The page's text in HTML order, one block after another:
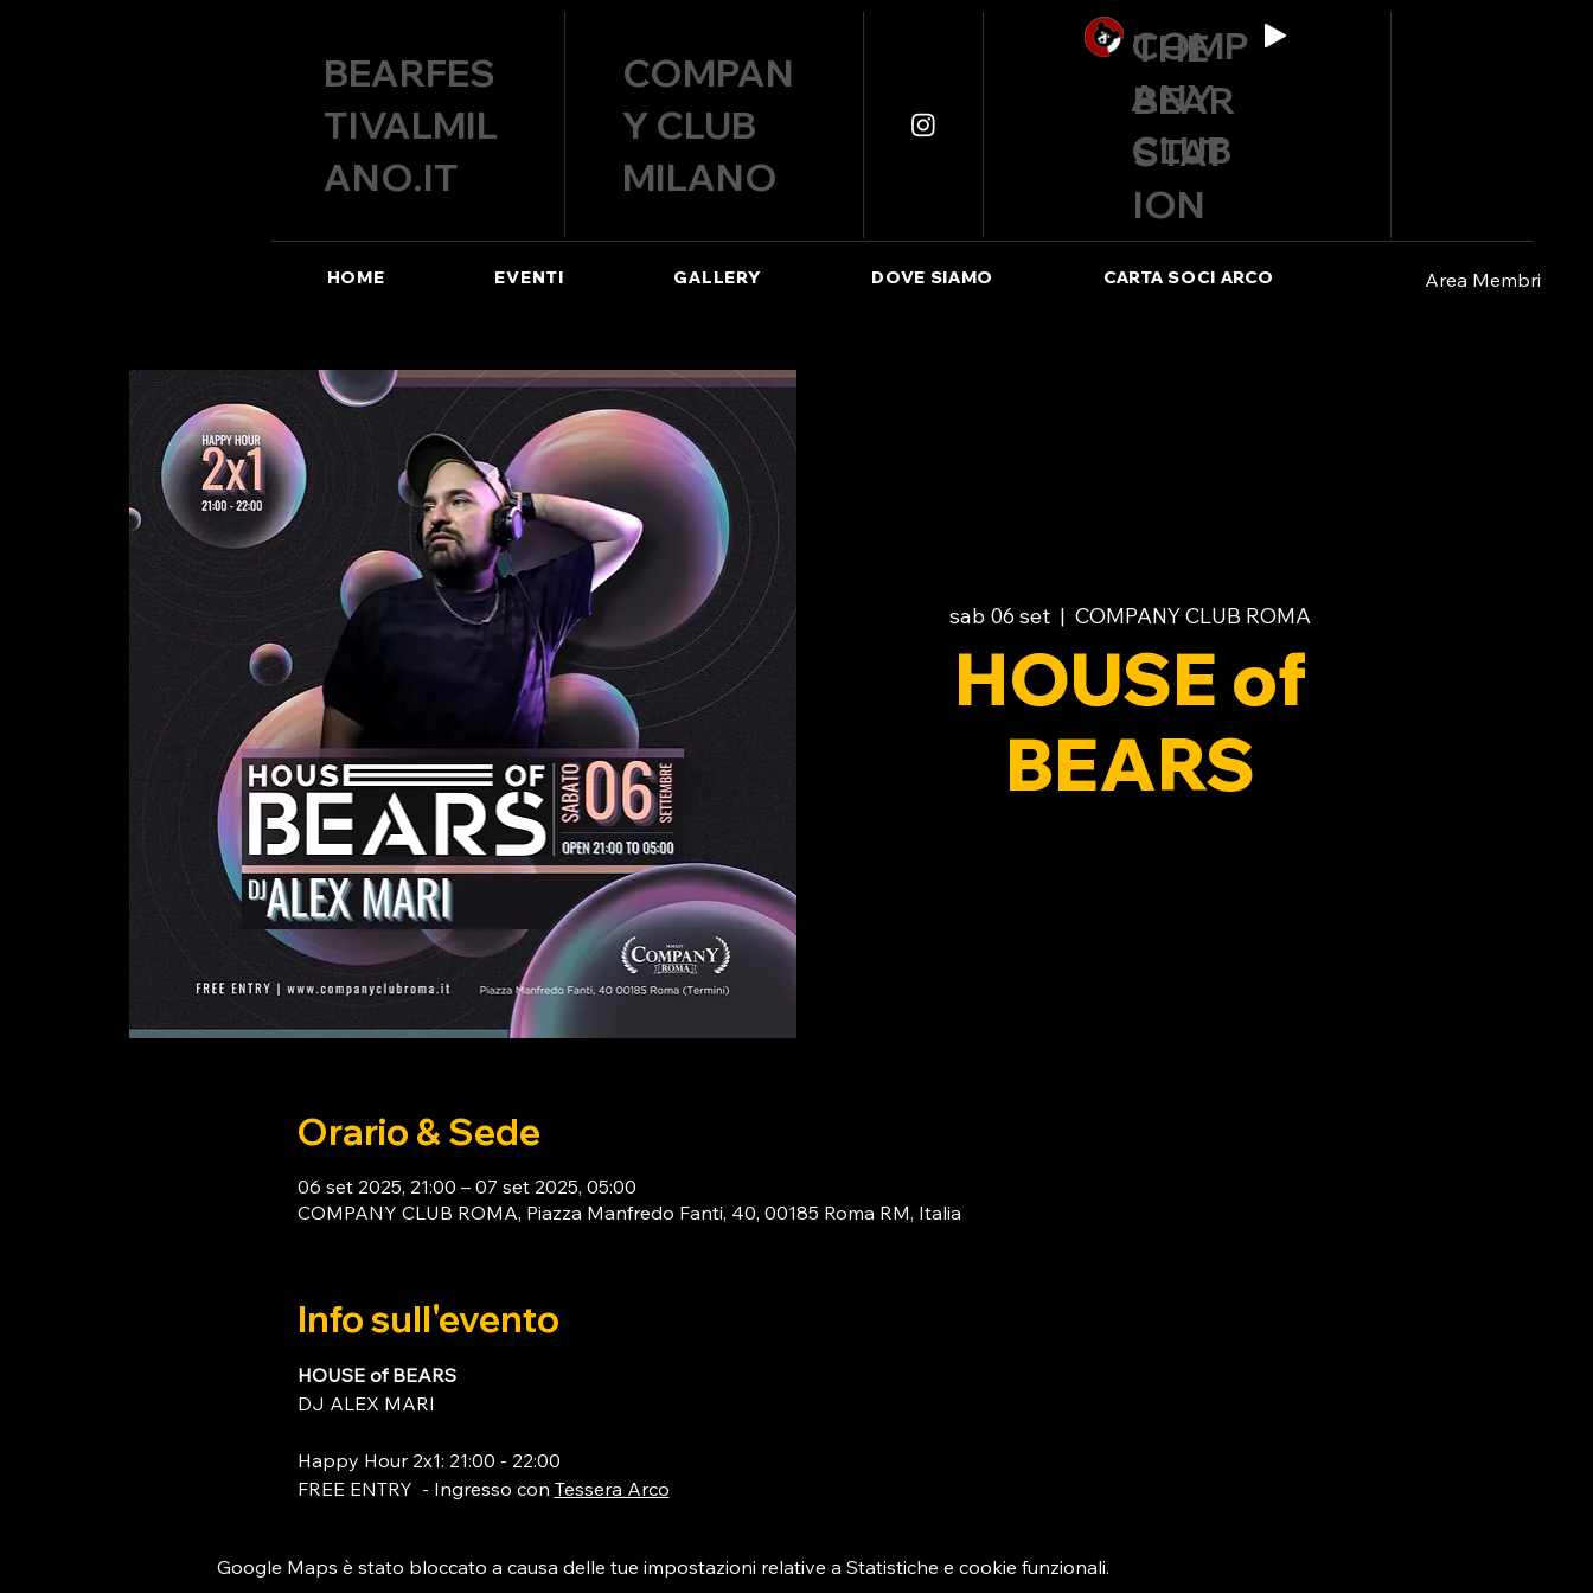
COMP
ANY
CLUB
THE
BEAR
STAT
ION
COMPAN
Y CLUB
MILANO
BEARFES
TIVALMIL
ANO.IT
Area Membri
HOME EVENTI GALLERY DOVE SIAMO CARTA SOCI ARCO
sab 06 set
  |
COMPANY CLUB ROMA
HOUSE of
BEARS
Orario & Sede
06 set 2025, 21:00 – 07 set 2025, 05:00
COMPANY CLUB ROMA, Piazza Manfredo Fanti, 40, 00185 Roma RM, Italia
Info sull'evento
HOUSE of BEARS
DJ ALEX MARI
Happy Hour 2x1: 21:00 - 22:00
FREE ENTRY  - Ingresso con Tessera Arco
Google Maps è stato bloccato a causa delle tue impostazioni relative a Statistiche e cookie funzionali.